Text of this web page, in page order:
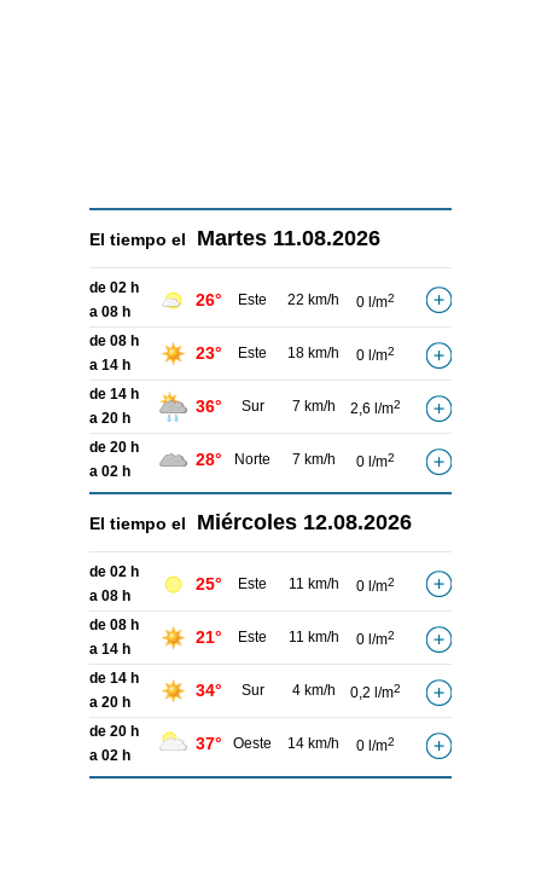
El tiempo el Martes 11.08.2026
de 02 h
a 08 h
26° Este 22 km/h 0 l/m2
de 08 h
a 14 h
23° Este 18 km/h 0 l/m2
de 14 h
a 20 h
36° Sur 7 km/h 2,6 l/m2
de 20 h
a 02 h
28° Norte 7 km/h 0 l/m2
El tiempo el Miércoles 12.08.2026
de 02 h
a 08 h
25° Este 11 km/h 0 l/m2
de 08 h
a 14 h
21° Este 11 km/h 0 l/m2
de 14 h
a 20 h
34° Sur 4 km/h 0,2 l/m2
de 20 h
a 02 h
37° Oeste 14 km/h 0 l/m2